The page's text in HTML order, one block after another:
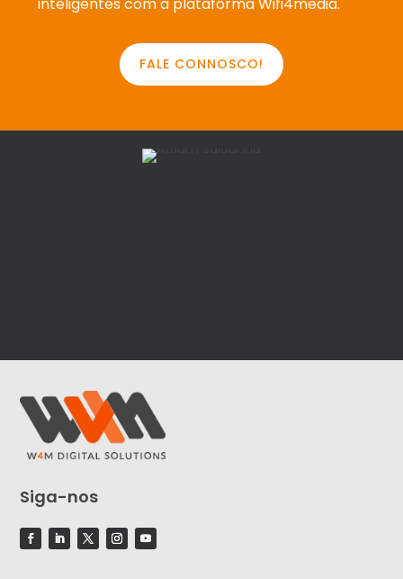
FALE CONNOSCO!
Siga-nos